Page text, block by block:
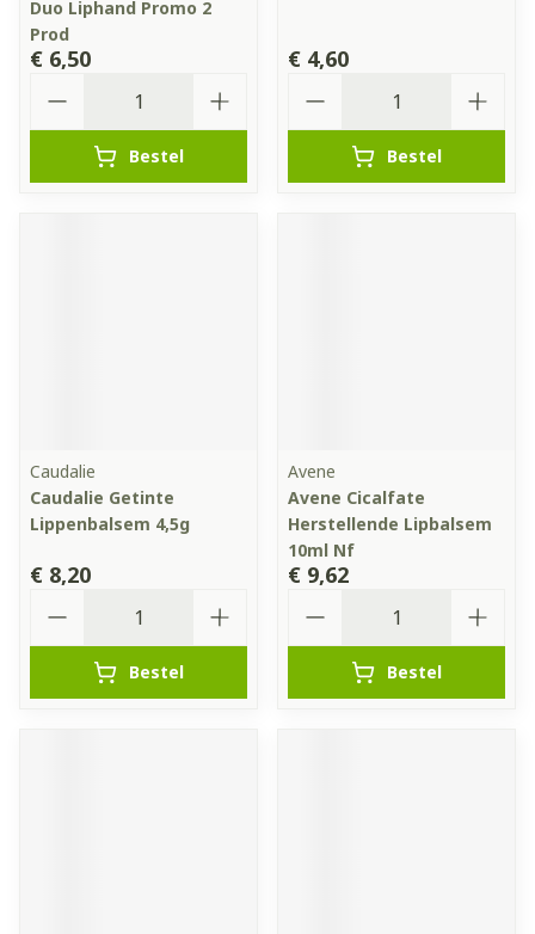
Duo Liphand Promo 2
Prod
€ 6,50
Bestel
€ 4,60
Bestel
Caudalie
Caudalie Getinte
Lippenbalsem 4,5g
€ 8,20
Bestel
Avene
Avene Cicalfate
Herstellende Lipbalsem
10ml Nf
€ 9,62
Bestel